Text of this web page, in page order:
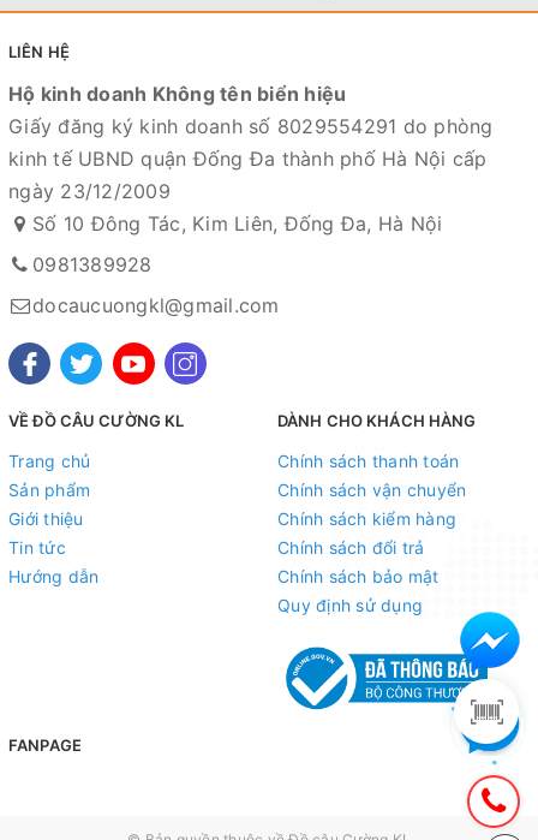
1. Ngân hàng Kỹ thương TECHCOMBANK -
Số tài khoản : 19021180136019
Chủ tài khoản : Nguyễn Thị Tuyết Minh
2. Ngân hàng Ngoại thương VIETCOMBANK -
Số tài khoản : 0021001015829
Chủ tài khoản : Nguyễn Thị Tuyết Minh
3. Ngân hàng Nông nghiệp và Phát triển nông thôn
AGRIBANK -CN Hà Thành
Số tài khoản :1303206119886
Chủ tài khoản : Nguyễn Thị Tuyết Minh
4. Ngân hàng Công thương VIETTINBANK -
Thành
Chủ tài khoản : Nguyễn Thị Tuyết Minh
5. Ngân hàng TMCP Việt Nam Thịnh Vượng VP
BANK-CN Thuỵ Khuê
LIÊN HỆ
Hộ kinh doanh Không tên biển hiệu
Giấy đăng ký kinh doanh số 8029554291 do phòng
kinh tế UBND quận Đống Đa thành phố Hà Nội cấp
ngày 23/12/2009
Số 10 Đông Tác, Kim Liên, Đống Đa, Hà Nội
0981389928
docaucuongkl@gmail.com
VỀ ĐỒ CÂU CƯỜNG KL
Trang chủ
Sản phẩm
Giới thiệu
Tin tức
Hướng dẫn
DÀNH CHO KHÁCH HÀNG
Chính sách thanh toán
Chính sách vận chuyển
Chính sách kiểm hàng
Chính sách đổi trả
Chính sách bảo mật
Quy định sử dụng
FANPAGE